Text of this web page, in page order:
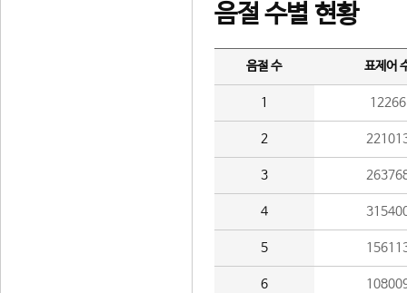
음절 수별 현황
음절 수 표제어
1 12266
2
3
4
5
6